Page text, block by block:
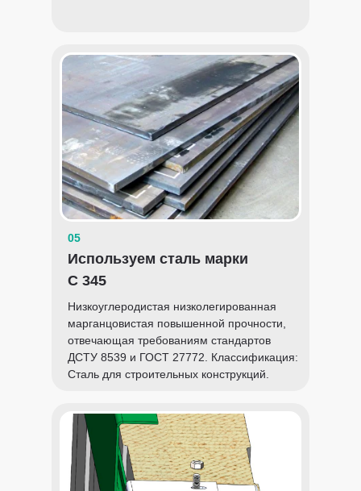
Используем сталь марки
С 345
Низкоуглеродистая низколегированная
марганцовистая повышенной прочности,
отвечающая требованиям стандартов
ДСТУ 8539 и ГОСТ 27772. Классификация:
Сталь для строительных конструкций.
05